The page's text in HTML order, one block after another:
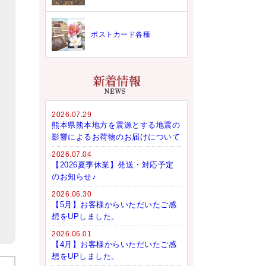
ポストカード各種
2026.07.29
熊本県熊本地方を震源とする地震の
影響によるお荷物のお届けについて
2026.07.04
【2026夏季休業】発送・対応予定
のお知らせ♪
2026.06.30
【5月】お客様からいただいたご感
想をUPしました。
2026.06.01
【4月】お客様からいただいたご感
想をUPしました。